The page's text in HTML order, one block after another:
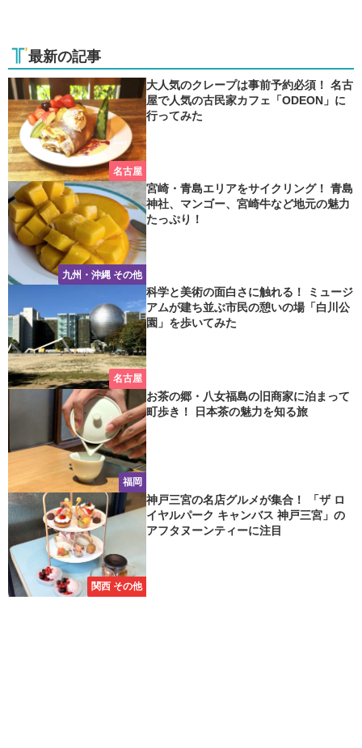
最新の記事
名古屋
大人気のクレープは事前予約必須！ 名古
屋で人気の古民家カフェ「ODEON」に
行ってみた
九州・沖縄 その他
宮崎・青島エリアをサイクリング！ 青島
神社、マンゴー、宮崎牛など地元の魅力
たっぷり！
名古屋
科学と美術の面白さに触れる！ ミュージ
アムが建ち並ぶ市民の憩いの場「白川公
園」を歩いてみた
福岡
お茶の郷・八女福島の旧商家に泊まって
町歩き！ 日本茶の魅力を知る旅
関西 その他
神戸三宮の名店グルメが集合！ 「ザ ロ
イヤルパーク キャンバス 神戸三宮」の
アフタヌーンティーに注目